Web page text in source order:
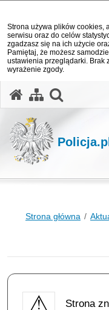
Strona używa plików cookies,
serwisu oraz do celów
zgadzasz się na ich użycie
Pamiętaj, że możesz
ustawienia przeglądarki. Brak
wyrażenie zgody.
Strona główna
Strona